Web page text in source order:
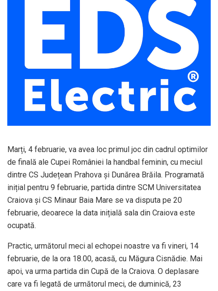
Marți, 4 februarie, va avea loc primul joc din cadrul optimilor
de finală ale Cupei României la handbal feminin, cu meciul
dintre CS Județean Prahova și Dunărea Brăila. Programată
inițial pentru 9 februarie, partida dintre SCM Universitatea
Craiova și CS Minaur Baia Mare se va disputa pe 20
februarie, deoarece la data inițială sala din Craiova este
ocupată.
Practic, următorul meci al echopei noastre va fi vineri, 14
februarie, de la ora 18.00, acasă, cu Măgura Cisnădie. Mai
apoi, va urma partida din Cupă de la Craiova. O deplasare
care va fi legată de următorul meci, de duminică, 23